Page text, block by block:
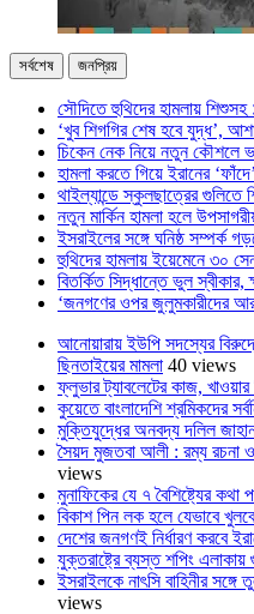
সর্বশেষ জনপ্রিয়
সৌদিতে হুথিদের হামলায়
‘খুব শিগগির শেষ হবে যুদ্ধ’,
চিকেন নেক নিয়ে নতুন কৌশলে
হামলা করতে গিয়ে ইরানের
থাইল্যান্ডে স্কুলছাত্রের
নতুন মার্কিন হামলা হলে
ইসরাইলের সঙ্গে ঘনিষ্ঠ সম্পর্ক
হুথিদের হামলায় ইয়েমেনে ৩০
বিতর্কিত সিদ্ধান্তে ভুল
‘জনগণের ওপর জুলুমকারীদের
আনোয়ারায় ইউপি সদস্যের
ছিনতাইয়ের মামলা 40 views
ফ্লুভার ট্যাবলেটের কাজ, খাওয়ার
কুয়েতে বাংলাদেশি শ্রমিকদের
মুক্তিযুদ্ধের অনবদ্য দলিল
সৈয়দ মুজতবা আলী : রম্য রচনা ও
views
মুনাফিকের যে ৭ বৈশিষ্ট্যের
বিকাশ পিন লক হলে যেভাবে
দেশের জনগণই নির্ধারণ করবে
যুক্তরাষ্ট্রে ব্যস্ত শপিং
ইসরাইলকে নাৎসি বাহিনীর
views